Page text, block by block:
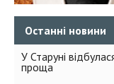
Останні новини
У Старуні
проща